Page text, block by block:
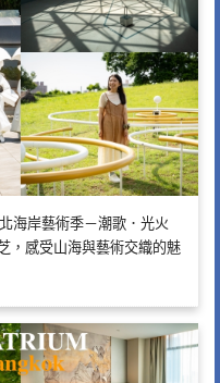
海岸藝術季－潮歌．光火
，感受山海與藝術交織的魅